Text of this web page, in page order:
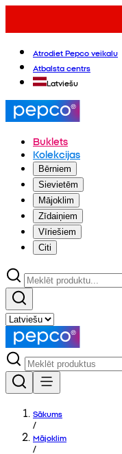
Atrodiet Pepco veikalu
Atbalsta centrs
Latviešu
Buklets
Kolekcijas
Bērniem
Sievietēm
Mājoklim
Zīdaiņiem
Vīriešiem
Citi
Sākums
/
Mājoklim
/